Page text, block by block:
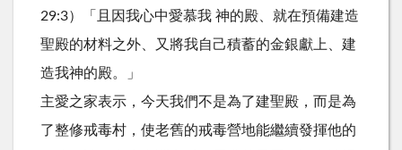
29:3）「且因我心中愛慕我 神的殿、就在預備建造
聖殿的材料之外、又將我自己積蓄的金銀獻上、建
造我神的殿。」
主愛之家表示，今天我們不是為了建聖殿，而是為
了整修戒毒村，使老舊的戒毒營地能繼續發揮他的